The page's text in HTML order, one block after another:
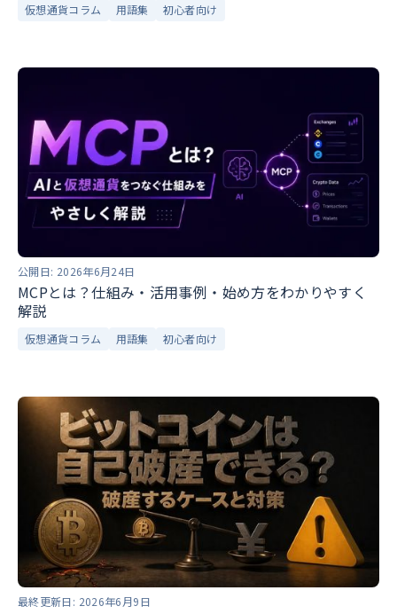
仮想通貨コラム 用語集 初心者向け
公開日: 2026年6月24日
MCPとは？仕組み・活用事例・始め方をわかりやすく
解説
仮想通貨コラム 用語集 初心者向け
最終更新日: 2026年6月9日